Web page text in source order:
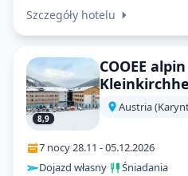
Szczegóły hotelu
8,9
COOEE
Austria
7 nocy·28.11 -05.12.2026
Dojazd własny· Śniadania